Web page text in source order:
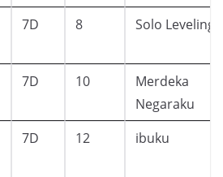
7D 8 Solo Leveling
7D 10
Merdeka
Negaraku
7D 12 ibuku